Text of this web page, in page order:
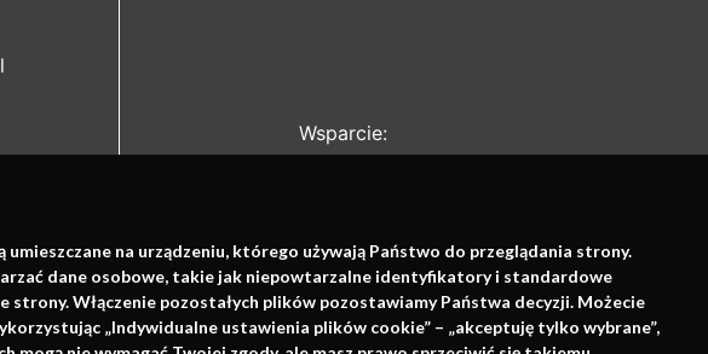
na urządzeniu, którego używają Państwo do przeglądania strony.
dane osobowe, takie jak niepowtarzalne identyfikatory i standardowe
strony. Włączenie pozostałych plików pozostawiamy Państwa decyzji. Możecie
„Indywidualne ustawienia plików cookie” – „akceptuję tylko wybrane”,
Wsparcie: